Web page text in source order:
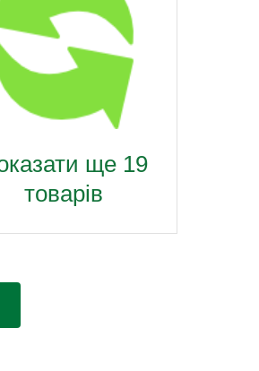
ще 19
товарів